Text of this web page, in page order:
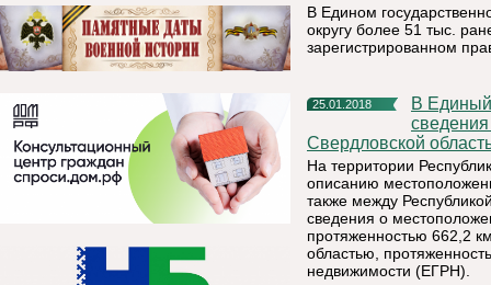
В Едином
округу более 51 тыс.
зарегистрированном
25.01.2018
В Единый государственный реестр недвижимости внесены
Свердловской
На территории
описанию
также между
сведения о
протяженностью 662,2
областью,
недвижимости (ЕГРН).